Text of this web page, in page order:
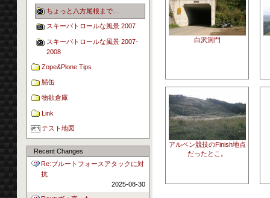
ちょっと八方尾根まで…
スキーパトロールな風景 2007
スキーパトロールな風景 2007-
2008
Zope&Plone Tips
鯖缶
物欲倉庫
Link
テスト地図
Recent Changes
Re:ブルートフォースアタックに対
抗
2025-08-30
白沢洞門
アルペン競技のFinish地点
だったとこ。